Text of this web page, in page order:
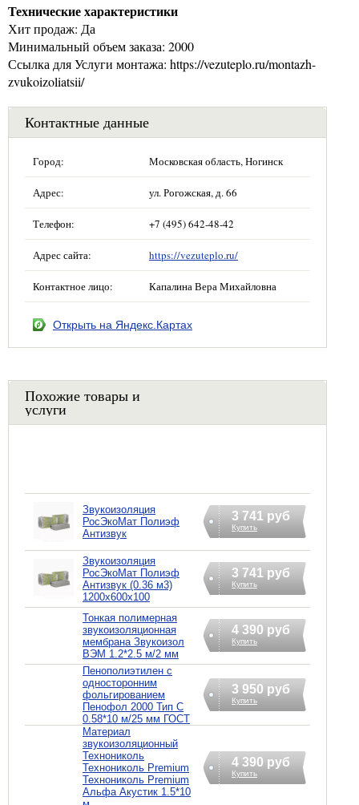
Технические характеристики
Хит продаж: Да
Минимальный объем заказа: 2000
Ссылка для Услуги монтажа: https://vezuteplo.ru/montazh-
zvukoizoliatsii/
Контактные данные
Город: Московская область, Ногинск
Адрес: ул. Рогожская, д. 66
Телефон: +7 (495) 642-48-42
Адрес сайта: https://vezuteplo.ru/
Контактное лицо: Капалина Вера Михайловна
Открыть на Яндекс.Картах
Похожие товары и
услуги
Звукоизоляция
РосЭкоМат Полиэф
Антизвук
3 741 руб
Купить
Звукоизоляция
РосЭкоМат Полиэф
Антизвук (0.36 м3)
1200х600х100
3 741 руб
Купить
Тонкая полимерная
звукоизоляционная
мембрана Звукоизол
ВЭМ 1.2*2.5 м/2 мм
4 390 руб
Купить
Пенополиэтилен с
односторонним
фольгированием
Пенофол 2000 Тип C
0.58*10 м/25 мм ГОСТ
3 950 руб
Купить
Материал
звукоизоляционный
Технониколь
Технониколь Premium
Технониколь Premium
Альфа Акустик 1.5*10
4 390 руб
Купить